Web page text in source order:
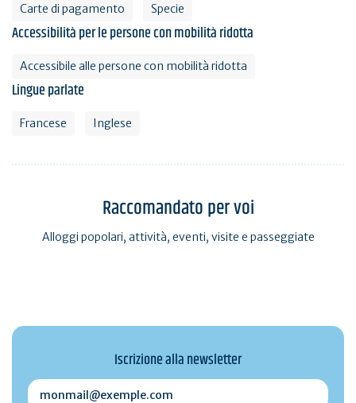
Carte di pagamento Specie
Accessibilità per le persone con mobilità ridotta
Accessibile alle persone con mobilità ridotta
Lingue parlate
Francese Inglese
Raccomandato per voi
Alloggi popolari, attività, eventi, visite e passeggiate
Iscrizione alla newsletter
monmail@exemple.com